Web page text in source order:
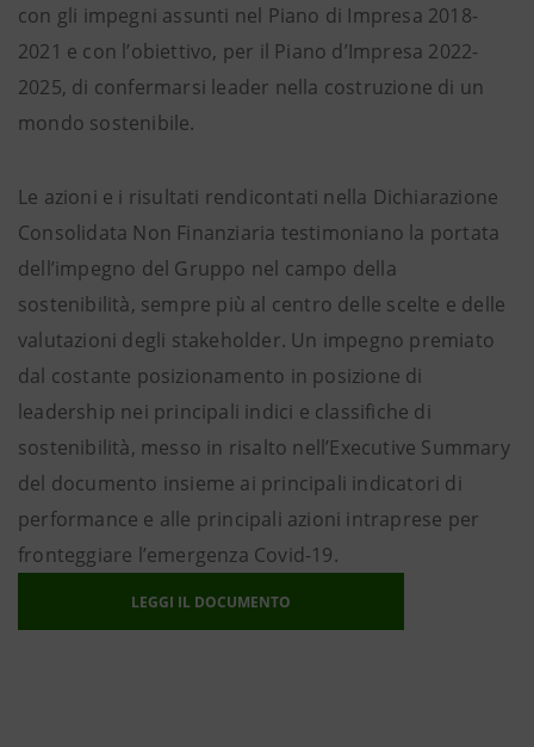
con gli impegni assunti nel Piano di Impresa 2018-
2021 e con l’obiettivo, per il Piano d’Impresa 2022-
2025, di confermarsi leader nella costruzione di un
mondo sostenibile.
Le azioni e i risultati rendicontati nella Dichiarazione
Consolidata Non Finanziaria testimoniano la portata
dell’impegno del Gruppo nel campo della
sostenibilità, sempre più al centro delle scelte e delle
valutazioni degli stakeholder. Un impegno premiato
dal costante posizionamento in posizione di
leadership nei principali indici e classifiche di
sostenibilità, messo in risalto nell’Executive Summary
del documento insieme ai principali indicatori di
performance e alle principali azioni intraprese per
fronteggiare l’emergenza Covid-19.
LEGGI IL DOCUMENTO